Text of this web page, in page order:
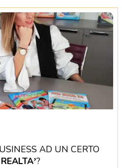
AD UN CERTO
REALTA’?